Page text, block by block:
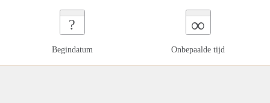
?
Begindatum
∞
Onbepaalde tijd